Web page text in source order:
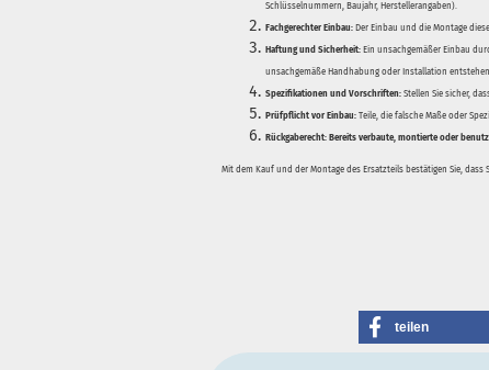
Schlüsselnummern, Baujahr, Herstellerangaben).
Fachgerechter Einbau: Der Einbau und die Montage
Haftung und Sicherheit: Ein unsachgemäßer Einbau
unsachgemäße Handhabung oder Installation
Spezifikationen und Vorschriften: Stellen Sie sicher,
Prüfpflicht vor Einbau: Teile, die falsche Maße oder
Rückgaberecht: Bereits verbaute, montierte oder
Mit dem Kauf und der Montage des Ersatzteils bestätigen Sie, dass
teilen